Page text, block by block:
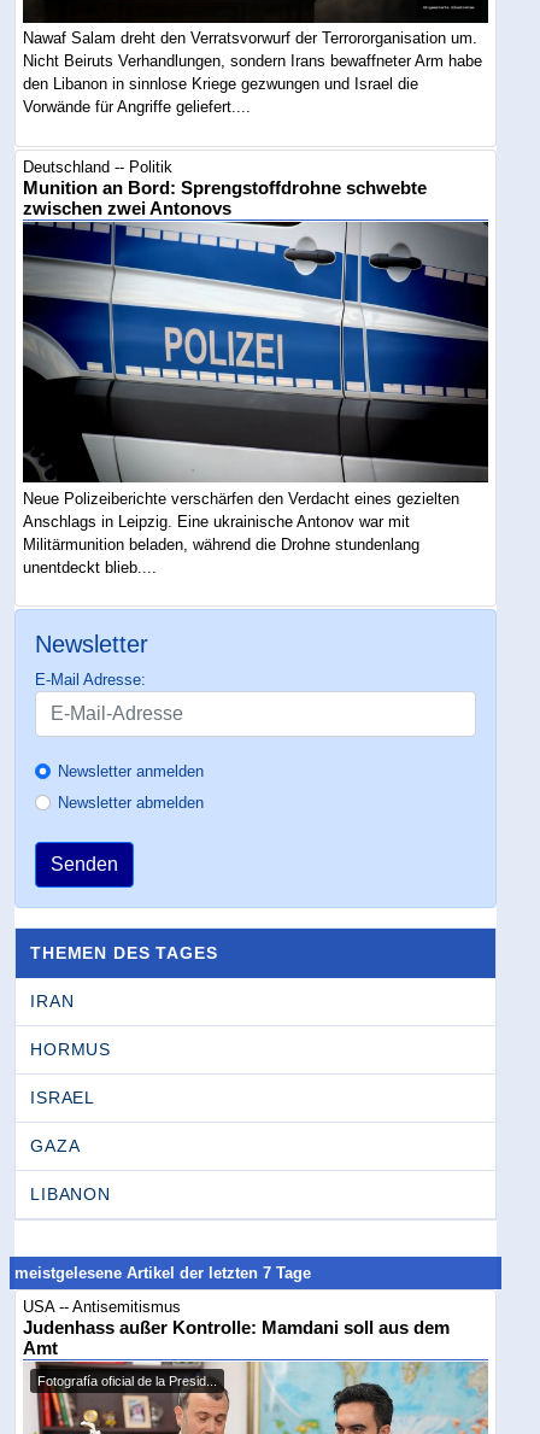
Nawaf Salam dreht den Verratsvorwurf der Terrororganisation um.
Nicht Beiruts Verhandlungen, sondern Irans bewaffneter Arm habe
den Libanon in sinnlose Kriege gezwungen und Israel die
Vorwände für Angriffe geliefert....
Deutschland -- Politik
Munition an Bord: Sprengstoffdrohne schwebte
zwischen zwei Antonovs
Neue Polizeiberichte verschärfen den Verdacht eines gezielten
Anschlags in Leipzig. Eine ukrainische Antonov war mit
Militärmunition beladen, während die Drohne stundenlang
unentdeckt blieb....
Newsletter
E-Mail Adresse:
Newsletter anmelden
Newsletter abmelden
Senden
THEMEN DES TAGES
IRAN
HORMUS
ISRAEL
GAZA
LIBANON
meistgelesene Artikel der letzten 7 Tage
USA -- Antisemitismus
Judenhass außer Kontrolle: Mamdani soll aus dem
Amt
Fotografía oficial de la Presid...